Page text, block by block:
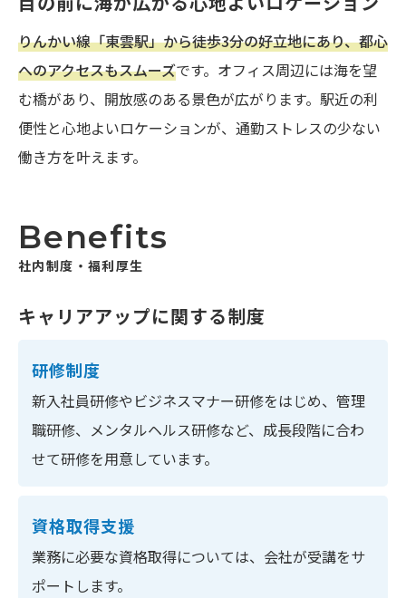
りんかい線「東雲駅」から徒歩3分の好立地にあり、都心
へのアクセスもスムーズです。オフィス周辺には海を望
む橋があり、開放感のある景色が広がります。駅近の利
便性と心地よいロケーションが、通勤ストレスの少ない
働き方を叶えます。
Benefits
社内制度・福利厚⽣
キャリアアップに関する制度
研修制度
新入社員研修やビジネスマナー研修をはじめ、管理
職研修、メンタルヘルス研修など、成長段階に合わ
せて研修を用意しています。
資格取得支援
業務に必要な資格取得については、会社が受講をサ
ポートします。